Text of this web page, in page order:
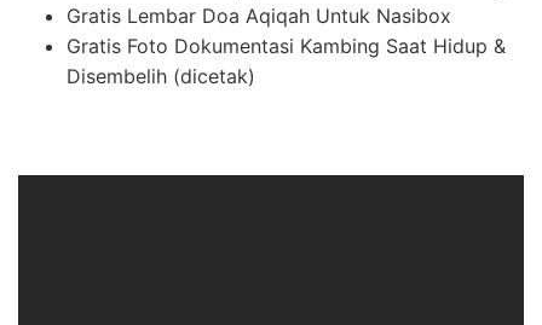
Gratis Lembar Doa Aqiqah Untuk Nasibox
Gratis Foto Dokumentasi Kambing Saat Hidup &
Disembelih (dicetak)